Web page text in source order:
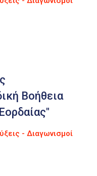
Βοήθεια
- Διαγωνισμοί